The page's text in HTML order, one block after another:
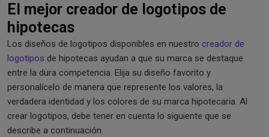
El mejor creador de logotipos de
hipotecas
Los diseños de logotipos disponibles en nuestro creador de
logotipos de hipotecas ayudan a que su marca se destaque
entre la dura competencia. Elija su diseño favorito y
personalícelo de manera que represente los valores, la
verdadera identidad y los colores de su marca hipotecaria. Al
crear logotipos, debe tener en cuenta lo siguiente que se
describe a continuación.